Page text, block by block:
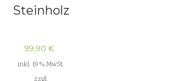
Steinholz
99,90 €
inkl. 19 % MwSt.